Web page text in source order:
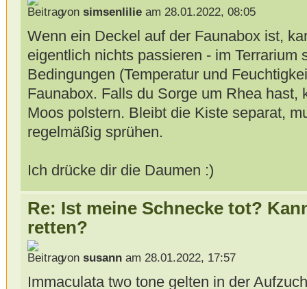
von simsenlilieam 28.01.2022, 08:05
Wenn ein Deckel auf der Faunabox ist,
eigentlich nichts passieren - im Terrarium
Bedingungen (Temperatur und
Faunabox. Falls du Sorge um Rhea hast,
Moos polstern. Bleibt die Kiste separat,
regelmäßig sprühen.
Ich drücke dir die Daumen :)
Re: Ist meine Schnecke tot?
retten?
von susannam 28.01.2022, 17:57
Immaculata two tone gelten in der